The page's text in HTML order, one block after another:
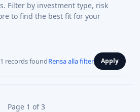
Filter by investment type, risk
to find the best fit for your
records foundRensa alla filter Apply
Page 1 of 3